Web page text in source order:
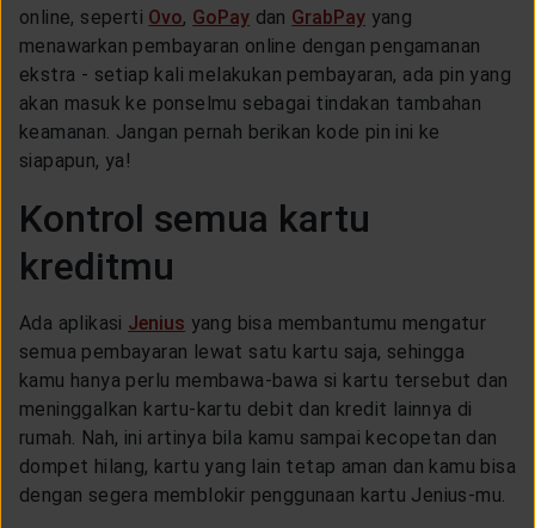
online, seperti Ovo, GoPay dan GrabPay yang
menawarkan pembayaran online dengan pengamanan
ekstra - setiap kali melakukan pembayaran, ada pin yang
akan masuk ke ponselmu sebagai tindakan tambahan
keamanan. Jangan pernah berikan kode pin ini ke
siapapun, ya!
Kontrol semua kartu
kreditmu
Ada aplikasi Jenius yang bisa membantumu mengatur
semua pembayaran lewat satu kartu saja, sehingga
kamu hanya perlu membawa-bawa si kartu tersebut dan
meninggalkan kartu-kartu debit dan kredit lainnya di
rumah. Nah, ini artinya bila kamu sampai kecopetan dan
dompet hilang, kartu yang lain tetap aman dan kamu bisa
dengan segera memblokir penggunaan kartu Jenius-mu.